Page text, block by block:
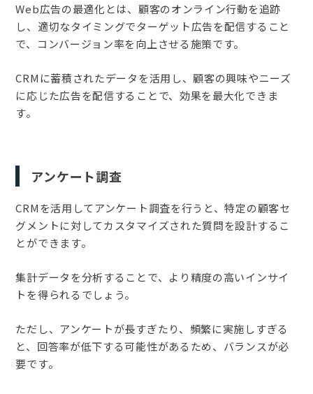
Web広告の最適化とは、顧客のオンライン行動を追跡
し、適切なタイミングでターゲット広告を配信すること
で、コンバージョン率を向上させる施策です。
CRMに蓄積されたデータを活用し、顧客の興味やニーズ
に応じた広告を配信することで、効果を最大化できま
す。
アンケート調査
CRMを活用してアンケート調査を行うと、特定の顧客セ
グメントに対してカスタマイズされた質問を設計するこ
とができます。
集計データを分析することで、より精度の高いインサイ
トを得られるでしょう。
ただし、アンケートが長すぎたり、頻繁に実施しすぎる
と、回答率が低下する可能性があるため、バランスが必
要です。